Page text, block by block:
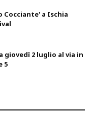
Cocciante' a Ischia
giovedì 2 luglio al via in
5